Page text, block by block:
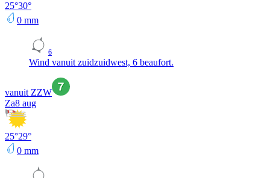
25°30°
0 mm
6
Wind vanuit zuidzuidwest, 6 beaufort.
vanuit ZZW
Za8 aug
25°29°
0 mm